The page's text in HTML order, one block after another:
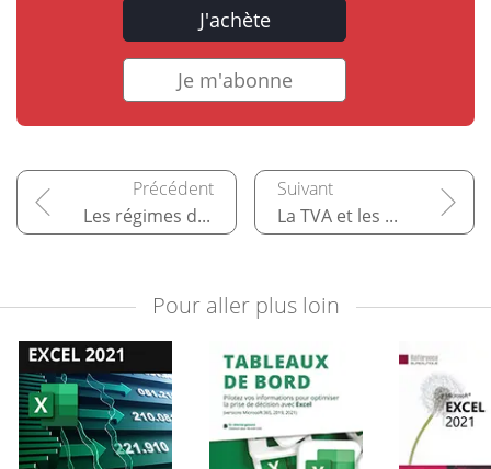
J'achète
Je m'abonne
Les régimes d’imposition La TVA et les échanges commerciaux
Pour aller plus loin